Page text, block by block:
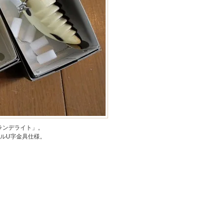
デライト」。
U字金具仕様。